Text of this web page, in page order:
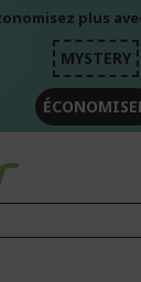
plus
MYSTERY